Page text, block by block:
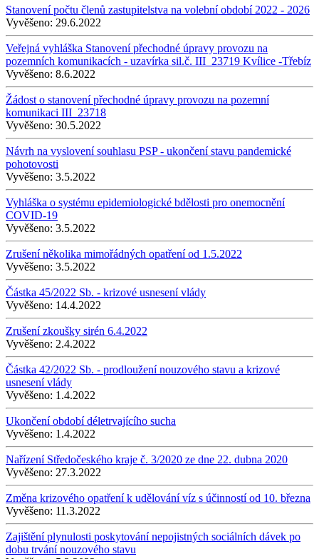
Stanovení počtu členů zastupitelstva na volební období 2022 - 2026
Vyvěšeno: 29.6.2022
Veřejná vyhláška Stanovení přechodné úpravy provozu na
pozemních komunikacích - uzavírka sil.č. III_23719 Kvílice -Třebíz
Vyvěšeno: 8.6.2022
Žádost o stanovení přechodné úpravy provozu na pozemní
komunikaci III_23718
Vyvěšeno: 30.5.2022
Návrh na vyslovení souhlasu PSP - ukončení stavu pandemické
pohotovosti
Vyvěšeno: 3.5.2022
Vyhláška o systému epidemiologické bdělosti pro onemocnění
COVID-19
Vyvěšeno: 3.5.2022
Zrušení několika mimořádných opatření od 1.5.2022
Vyvěšeno: 3.5.2022
Částka 45/2022 Sb. - krizové usnesení vlády
Vyvěšeno: 14.4.2022
Zrušení zkoušky sirén 6.4.2022
Vyvěšeno: 2.4.2022
Částka 42/2022 Sb. - prodloužení nouzového stavu a krizové
usnesení vlády
Vyvěšeno: 1.4.2022
Ukončení období déletrvajícího sucha
Vyvěšeno: 1.4.2022
Nařízení Středočeského kraje č. 3/2020 ze dne 22. dubna 2020
Vyvěšeno: 27.3.2022
Změna krizového opatření k udělování víz s účinností od 10. března
Vyvěšeno: 11.3.2022
Zajištění plynulosti poskytování nepojistných sociálních dávek po
dobu trvání nouzového stavu